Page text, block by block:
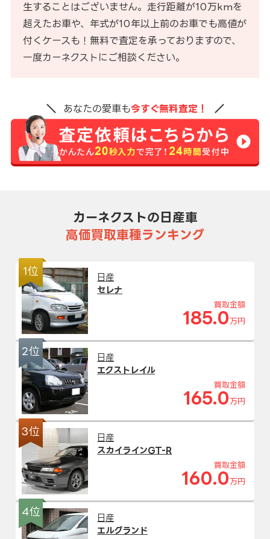
生することはございません。走行距離が10万kmを
超えたお車や、年式が10年以上前のお車でも高値が
付くケースも！無料で査定を承っておりますので、
一度カーネクストにご相談ください。
あなたの愛車も今すぐ無料査定！
カーネクストの日産車
高価買取車種ランキング
1位
日産
セレナ
買取金額
185.0 万円
2位
日産
エクストレイル
買取金額
165.0 万円
3位
日産
スカイラインGT-R
買取金額
160.0 万円
4位
日産
エルグランド